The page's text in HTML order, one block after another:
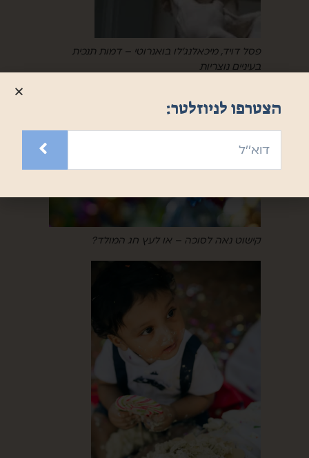
פסל דויד, מיכאלנג'לו בואנרוטי – דמות תנכית
בעיניים נוצריות
קישוט נאה לסוכה – או לעץ חג המולד?
הצטרפו לניוזלטר: